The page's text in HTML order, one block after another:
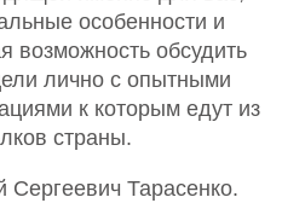
особенности и
возможность обсудить
лично с опытными
к которым едут из
страны.
Тарасенко.